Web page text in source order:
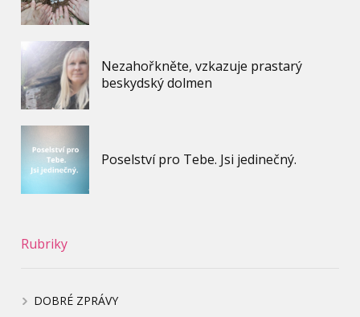
Nezahořkněte, vzkazuje prastarý
beskydský dolmen
Poselství pro Tebe. Jsi jedinečný.
Rubriky
DOBRÉ ZPRÁVY